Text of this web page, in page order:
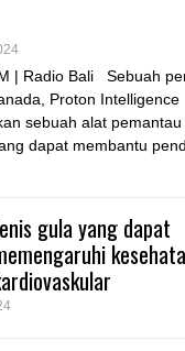
| Radio Bali Sebuah
Proton Intelligence
sebuah alat
dapat membantu
gula yang dapat